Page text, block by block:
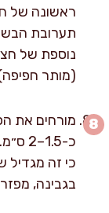
ראשונה של
תערובת
נוספת של
(מותר
מורחים את
כ-
כי זה מגדיל
בגבינה, מפזרים מעל 60